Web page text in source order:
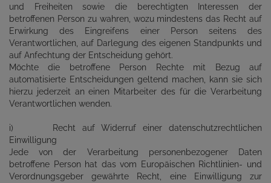
und Freiheiten sowie die berechtigten Interessen der
betroffenen Person zu wahren, wozu mindestens das Recht auf
Erwirkung des Eingreifens einer Person seitens des
Verantwortlichen, auf Darlegung des eigenen Standpunkts und
auf Anfechtung der Entscheidung gehört.
Möchte die betroffene Person Rechte mit Bezug auf
automatisierte Entscheidungen geltend machen, kann sie sich
hierzu jederzeit an einen Mitarbeiter des für die Verarbeitung
Verantwortlichen wenden.
i) Recht auf Widerruf einer datenschutzrechtlichen
Einwilligung
Jede von der Verarbeitung personenbezogener Daten
betroffene Person hat das vom Europäischen Richtlinien- und
Verordnungsgeber gewährte Recht, eine Einwilligung zur